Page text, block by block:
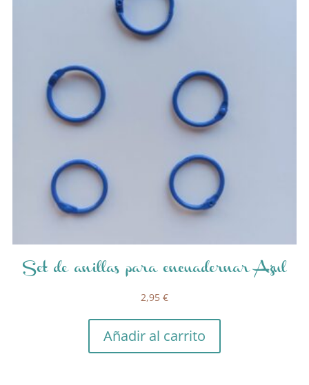
Set de anillas para encuadernar Azul
2,95 €
Añadir al carrito